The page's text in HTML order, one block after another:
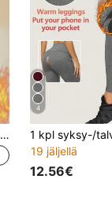
Naisten lämpölegginsit, ultraohuet saumattomat lämpimät housut, pehmeät ja mukavat syys-/talvitrikoot, naisten alusvaatteet ja yöasut
4
19 jäljellä
12.56€